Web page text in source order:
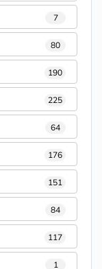
7
80
190
225
64
176
151
84
117
1